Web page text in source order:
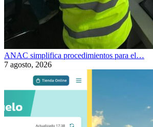
ANAC simplifica procedimientos para el…
7 agosto, 2026